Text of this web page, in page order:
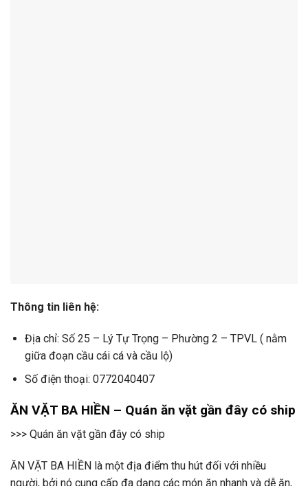
Thông tin liên hệ:
Địa chỉ: Số 25 – Lý Tự Trọng – Phường 2 – TPVL ( nằm
giữa đoạn cầu cái cá và cầu lộ)
Số điện thoại: 0772040407
ĂN VẶT BA HIỀN – Quán ăn vặt gần đây có ship
>>> Quán ăn vặt gần đây có ship
ĂN VẶT BA HIỀN là một địa điểm thu hút đối với nhiều
người, bởi nó cung cấp đa dạng các món ăn nhanh và dễ ăn,